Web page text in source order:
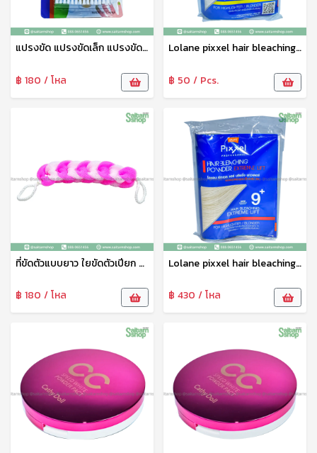
แปรงขัด แปรงขัดเล็ก แปรงขัดเล็บ แปรงทำความสะอาดแปรงขัดอเนกประสงค์ 1แพ็ค2ชิ้น คละสี
฿ 180 / โหล
Lolane pixxel hair bleaching ผงฟอกสีผม ผงกัดสีผม โลแลน สูตร Gentle Lift 11+
฿ 50 / Pcs.
ที่ขัดตัวแบบยาว ใยขัดตัวเปียก ขัดผิว คละสี ทำความสะอาดผิว จับถนัดมือ สะอาดหมดจด No.21315
฿ 180 / โหล
Lolane pixxel hair bleaching ผงฟอกสีผม ผงกัดสีผม โลแลน สูตร Extreme Lift 9+
฿ 430 / โหล